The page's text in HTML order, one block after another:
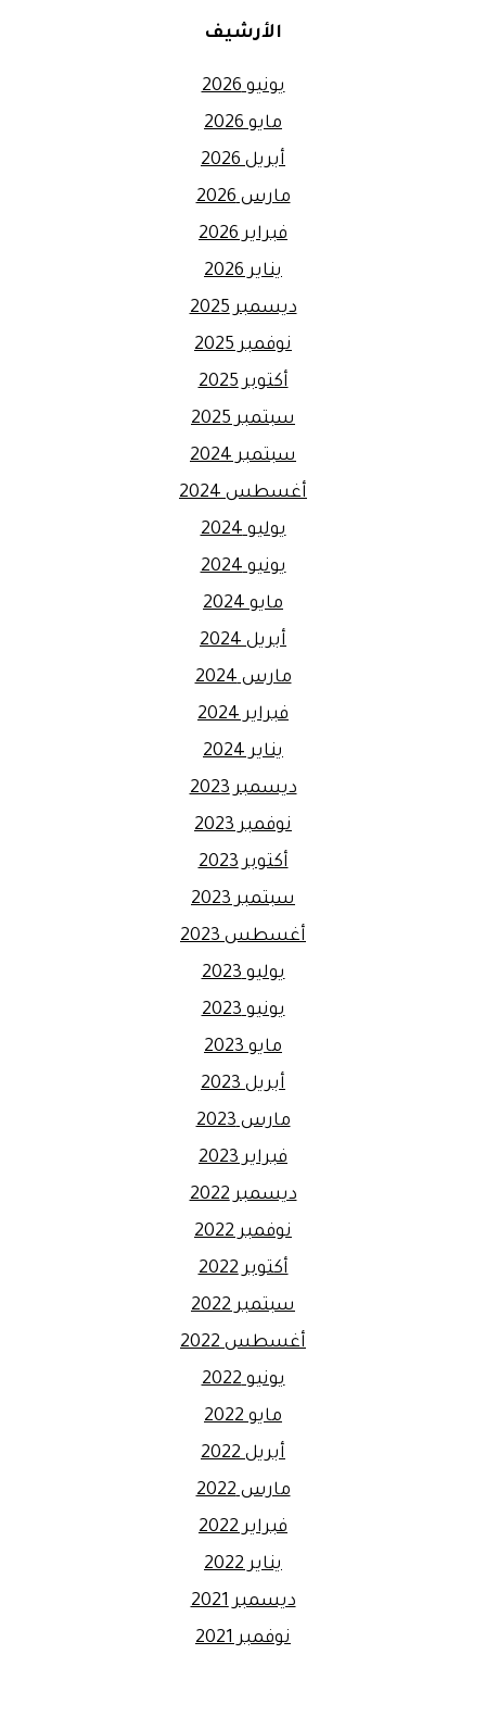
الأرشيف
يونيو 2026
مايو 2026
أبريل 2026
مارس 2026
فبراير 2026
يناير 2026
ديسمبر 2025
نوفمبر 2025
أكتوبر 2025
سبتمبر 2025
سبتمبر 2024
أغسطس 2024
يوليو 2024
يونيو 2024
مايو 2024
أبريل 2024
مارس 2024
فبراير 2024
يناير 2024
ديسمبر 2023
نوفمبر 2023
أكتوبر 2023
سبتمبر 2023
أغسطس 2023
يوليو 2023
يونيو 2023
مايو 2023
أبريل 2023
مارس 2023
فبراير 2023
ديسمبر 2022
نوفمبر 2022
أكتوبر 2022
سبتمبر 2022
أغسطس 2022
يونيو 2022
مايو 2022
أبريل 2022
مارس 2022
فبراير 2022
يناير 2022
ديسمبر 2021
نوفمبر 2021